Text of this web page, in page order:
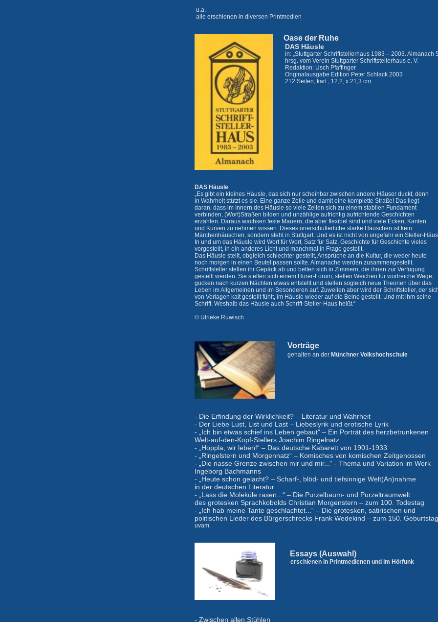
u.a.
alle erschienen in diversen Printmedien
Oase der Ruhe
DAS Häusle
in: „Stuttgarter Schriftstellerhaus 1983 – 2003. Almanach
hrsg. vom Verein Stuttgarter Schriftstellerhaus e. V.
Redaktion: Usch Pfaffinger
Originalausgabe Edition Peter Schlack 2003
212 Seiten, kart., 12,2, x 21,3 cm
DAS Häusle
„Es gibt ein kleines Häusle, das sich nur scheinbar zwischen andere Häuser duckt, denn
in Wahrheit stützt es sie. Eine ganze Zeile und damit eine komplette Straße! Das liegt
daran, dass im Innern des Häusle so viele Zeilen sich zu einem stabilen Fundament
verbinden, (Wort)Straßen bilden und unzählige aufrichtig aufrichtende Geschichten
erzählen. Daraus wachsen feste Mauern, die aber flexibel sind und viele Ecken, Kanten
und Kurven zu nehmen wissen. Dieses unerschütterliche starke Häuschen ist kein
Märchenhäuschen, sondern steht in Stuttgart. Und es ist nicht von ungefähr ein Steller-
In und um das Häusle wird Wort für Wort, Satz für Satz, Geschichte für Geschichte vieles
vorgestellt, in ein anderes Licht und manchmal in Frage gestellt.
Das Häusle stellt, obgleich schlechter gestellt, Ansprüche an die Kultur, die weder heute
noch morgen in einen Beutel passen sollte. Almanache werden zusammengestellt.
Schriftsteller stellen ihr Gepäck ab und betten sich in Zimmern, die ihnen zur Verfügung
gestellt werden. Sie stellen sich einem Hörer-Forum, stellen Weichen für wortreiche Wege,
gucken nach kurzen Nächten etwas entstellt und stellen sogleich neue Theorien über das
Leben im Allgemeinen und im Besonderen auf. Zuweilen aber wird der Schriftsteller, der
von Verlagen kalt gestellt fühlt, im Häusle wieder auf die Beine gestellt. Und mit ihm seine
Schrift. Weshalb das Häusle auch Schrift-Steller-Haus heißt.“
© Ulrieke Ruwisch
Vorträge
gehalten an der Münchner Volkshochschule
- Die Erfindung der Wirklichkeit? – Literatur und Wahrheit
- Der Liebe Lust, List und Last – Liebeslyrik und erotische Lyrik
- „Ich bin etwas schief ins Leben gebaut“ – Ein Porträt des herzbetrunkenen
Welt-auf-den-Kopf-Stellers Joachim Ringelnatz
- „Hoppla, wir leben!“ – Das deutsche Kabarett von 1901-1933
- „Ringelstern und Morgennatz“ – Komisches von komischen Zeitgenossen
- „Die nasse Grenze zwischen mir und mir...“ - Thema und Variation im Werk
Ingeborg Bachmanns
- „Heute schon gelacht? – Scharf-, blöd- und tiefsinnige Welt(An)nahme
in der deutschen Literatur
- „Lass die Moleküle rasen...“ – Die Purzelbaum- und Purzeltraumwelt
des grotesken Sprachkobolds Christian Morgenstern – zum 100. Todestag
- „Ich hab meine Tante geschlachtet...“ – Die grotesken, satirischen und
politischen Lieder des Bürgerschrecks Frank Wedekind – zum 150. Geburtstag
uvam.
Essays (Auswahl)
erschienen in Printmedienen und im Hörfunk
- Zwischen allen Stühlen